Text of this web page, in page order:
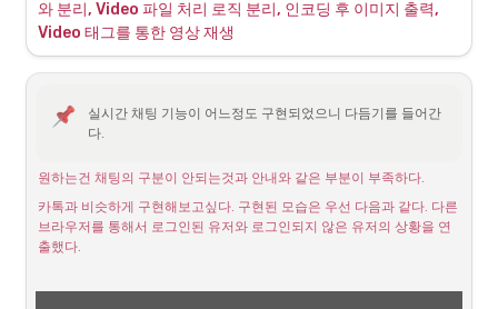
Video to Base64 | Base64 Encode | Base64 Converter | Base64
Convert video to Base64 online and use the result string as
data URI, HTML object, JavaScript Video, and others
와 분리, Video 파일 처리 로직 분리, 인코딩 후 이미지 출력,
Video 태그를 통한 영상 재생
실시간 채팅 기능이 어느정도 구현되었으니 다듬기를 들어간
다.
원하는건 채팅의 구분이 안되는것과 안내와 같은 부분이 부족하다.
카톡과 비슷하게 구현해보고싶다. 구현된 모습은 우선 다음과 같다. 다른
브라우저를 통해서 로그인된 유저와 로그인되지 않은 유저의 상황을 연
출했다.